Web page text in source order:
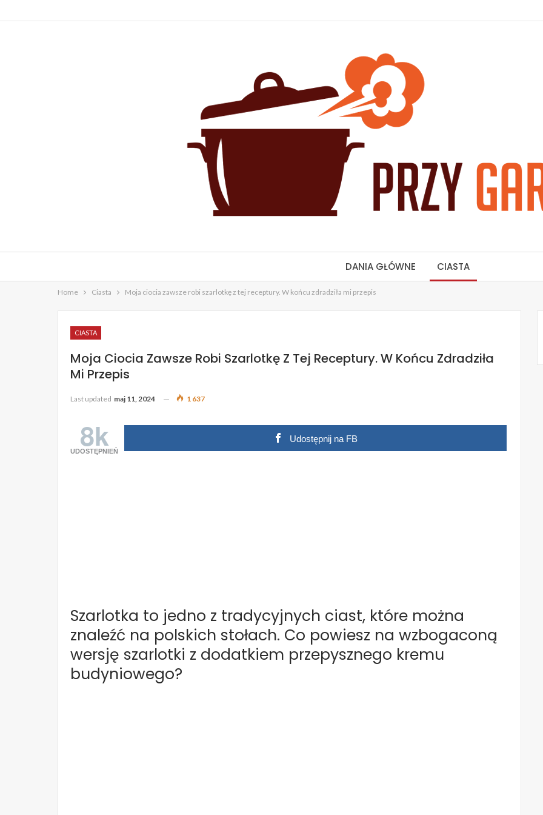
DANIA GŁÓWNE CIASTA
Home Ciasta Moja ciocia zawsze robi szarlotkę z tej receptury. W końcu zdradziła mi przepis
CIASTA
Moja Ciocia Zawsze Robi Szarlotkę Z Tej Receptury. W Końcu Zdradziła
Mi Przepis
Last updated maj 11, 2024 1 637
8k
UDOSTĘPNIEŃ
Udostępnij na FB
Szarlotka to jedno z tradycyjnych ciast, które można
znaleźć na polskich stołach. Co powiesz na wzbogaconą
wersję szarlotki z dodatkiem przepysznego kremu
budyniowego?